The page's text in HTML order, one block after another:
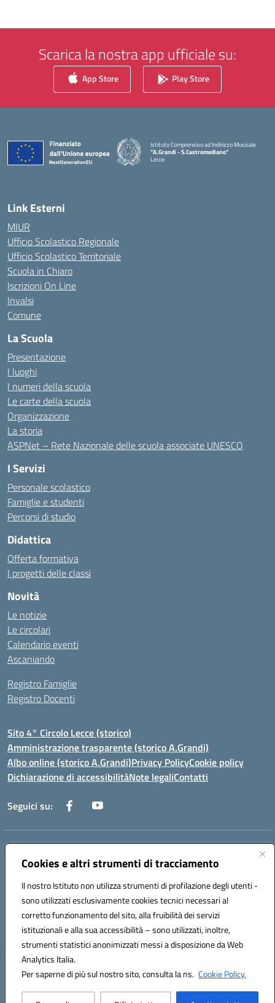
Cookies e altri strumenti di tracciamento
Il nostro Istituto non utilizza strumenti di profilazione degli utenti -
sono utilizzati esclusivamente cookies tecnici necessari al
corretto funzionamento del sito, alla fruibilità dei servizi
istituzionali e alla sua accessibilità – sono utilizzati, inoltre,
strumenti statistici anonimizzati messi a disposizione da Web
Analytics Italia.
Per saperne di più sul nostro sito, consulta la ns. Cookie Policy.
Scarica la nostra app ufficiale su:
App Store Play Store
Istituto Comprensivo ad Indirizzo Musicale
"A.Grandi - S.Castromediano"
Lecce
Link Esterni
MIUR
Ufficio Scolastico Regionale
Ufficio Scolastico Territoriale
Scuola in Chiaro
Iscrizioni On Line
Invalsi
Comune
La Scuola
Presentazione
I luoghi
I numeri della scuola
Le carte della scuola
Organizzazione
La storia
ASPNet – Rete Nazionale delle scuola associate UNESCO
I Servizi
Personale scolastico
Famiglie e studenti
Percorsi di studio
Didattica
Offerta formativa
I progetti delle classi
Novità
Le notizie
Le circolari
Calendario eventi
Ascaniando
Registro Famiglie
Registro Docenti
Sito 4° Circolo Lecce (storico)
Amministrazione trasparente (storico A.Grandi)
Albo online (storico A.Grandi)Privacy PolicyCookie policy
Dichiarazione di accessibilitàNote legaliContatti
Seguici su:
Indirizzo:
Centralino:0832/346889 Email:leic8av008@istruzione.it
Codice fiscale: 93173040754
Codice meccanografico:
LEIC8AV008
Codice Indice delle Pubbliche Amministrazioni (IPA): BZRH652R
Hosting & Powered by 3D Solution S.r.l.
Concept & Design by Designers Italia